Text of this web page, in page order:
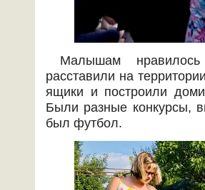
Малышам
расставили на
ящики и построили
Были разные конкурсы,
был футбол.